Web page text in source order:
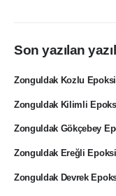
Son yazılan
Zonguldak Kozlu
Zonguldak Kilimli
Zonguldak Gökçebey
Zonguldak Ereğli
Zonguldak Devrek